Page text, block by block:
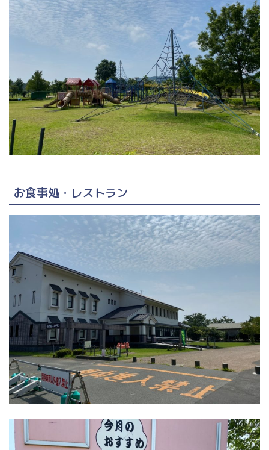
お食事処・レストラン